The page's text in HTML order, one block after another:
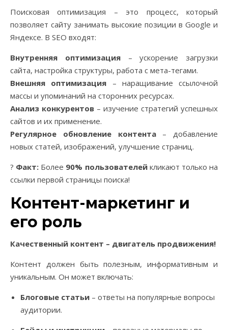
Поисковая оптимизация – это процесс, который
позволяет сайту занимать высокие позиции в Google и
Яндексе. В SEO входят:
Внутренняя оптимизация– ускорение загрузки
сайта, настройка структуры, работа с мета-тегами.
Внешняя оптимизация – наращивание ссылочной
массы и упоминаний на сторонних ресурсах.
Анализ конкурентов – изучение стратегий успешных
сайтов и их применение.
Регулярное обновление контента– добавление
новых статей, изображений, улучшение страниц.
? Факт: Более 90% пользователейкликают только на
ссылки первой страницы поиска!
Контент-маркетинг и
его роль
Качественный контент – двигатель продвижения!
Контент должен быть полезным, информативным и
уникальным. Он может включать:
Блоговые статьи – ответы на популярные вопросы
аудитории.